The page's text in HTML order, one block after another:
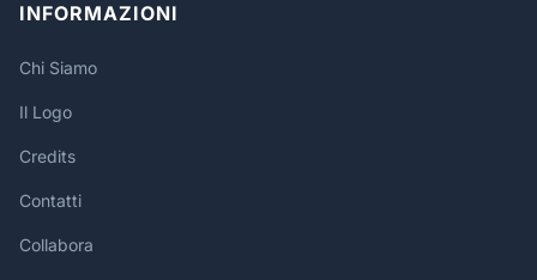
INFORMAZIONI
Chi Siamo
Il Logo
Credits
Contatti
Collabora